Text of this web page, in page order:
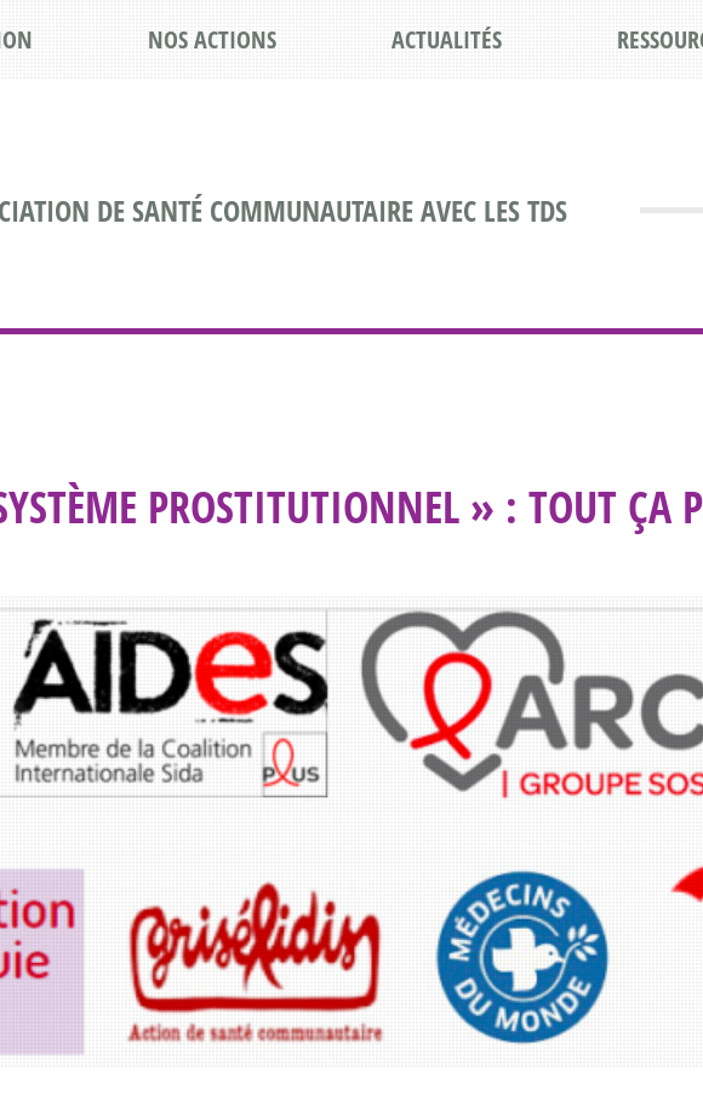
DE SANTÉ COMMUNAUTAIRE AVEC LES TDS
NOS ACTIONS ACTUALITÉS
PROSTITUTIONNEL » : TOUT ÇA